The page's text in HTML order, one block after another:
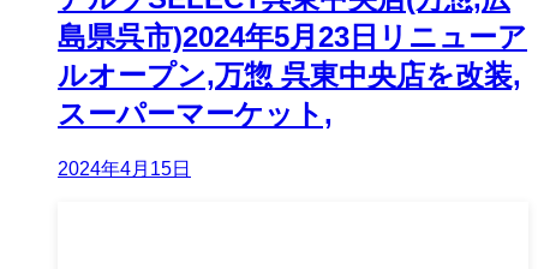
島県呉市)2024年5月23日リニューア
ルオープン,万惣 呉東中央店を改装,
スーパーマーケット,
2024年4月15日